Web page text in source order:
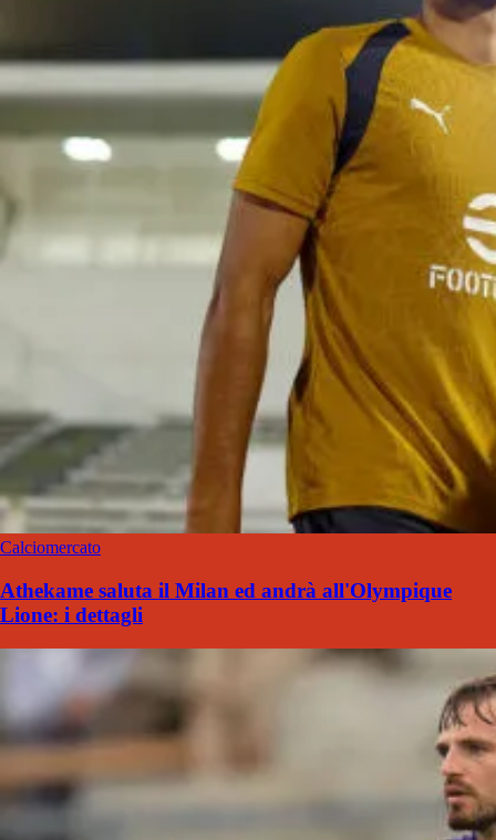
Calciomercato
Athekame saluta il Milan ed andrà all'Olympique
Lione: i dettagli